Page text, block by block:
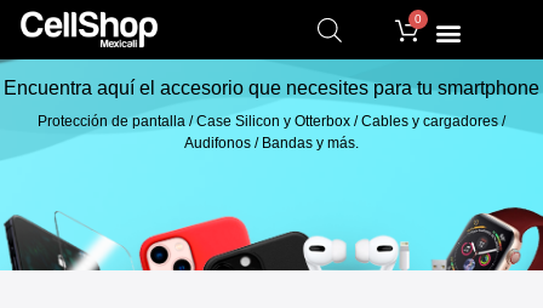
0
Encuentra aquí el accesorio que necesites para tu smartphone
Protección de pantalla / Case Silicon y Otterbox / Cables y cargadores /
Audifonos / Bandas y más.